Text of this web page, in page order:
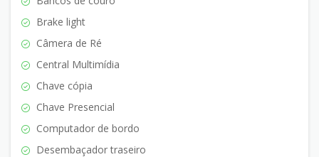
Brake light
Câmera de Ré
Central Multimídia
Chave cópia
Chave Presencial
Computador de bordo
Desembaçador traseiro